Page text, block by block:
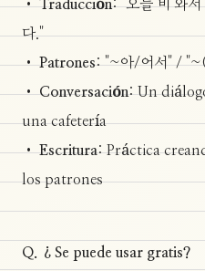
•Traducción: "오늘 비 와서
다."
•Patrones: "~아/어서" /
•Conversación: Un
una cafetería
•Escritura: Práctica
los patrones
Q. ¿Se puede usar gratis?